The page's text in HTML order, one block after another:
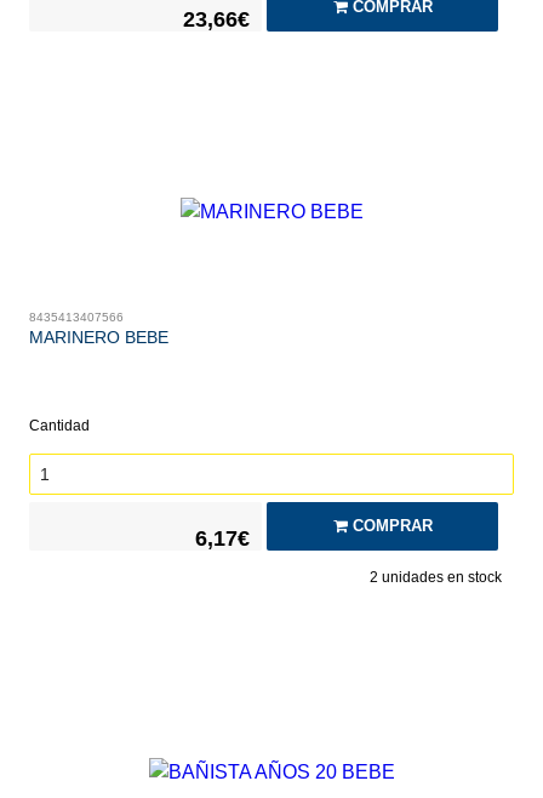
23,66€
COMPRAR
8435413407566
MARINERO BEBE
Cantidad
6,17€
COMPRAR
2 unidades en stock